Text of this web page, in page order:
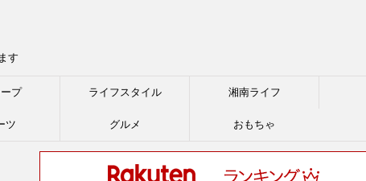
す
プ ライフスタイル 湘南ライフ
ツ グルメ おもちゃ